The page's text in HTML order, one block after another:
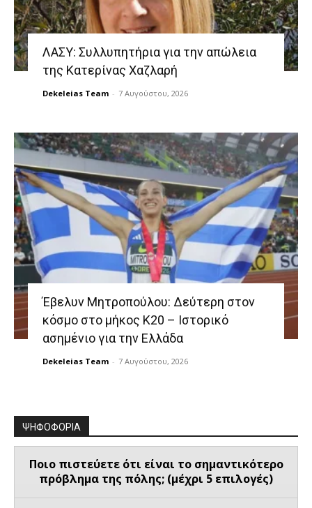
ΛΑΣΥ: Συλλυπητήρια για την απώλεια
της Κατερίνας Χαζλαρή
Dekeleias Team - 7 Αυγούστου, 2026
Έβελυν Μητροπούλου: Δεύτερη στον
κόσμο στο μήκος Κ20 – Ιστορικό
ασημένιο για την Ελλάδα
Dekeleias Team - 7 Αυγούστου, 2026
ΨΗΦΟΦΟΡΙΑ
Ποιο πιστεύετε ότι είναι το σημαντικότερο
πρόβλημα της πόλης; (μέχρι 5 επιλογές)